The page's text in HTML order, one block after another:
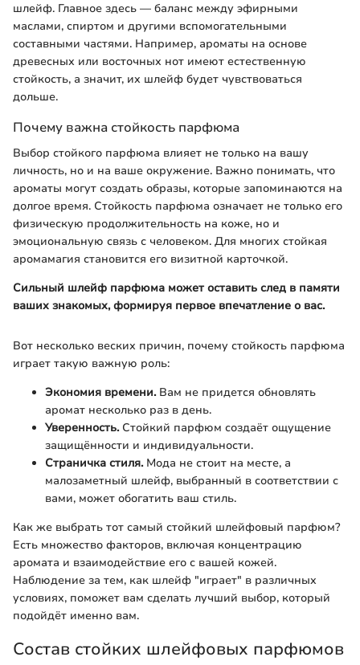
шлейф. Главное здесь — баланс между эфирными
маслами, спиртом и другими вспомогательными
составными частями. Например, ароматы на основе
древесных или восточных нот имеют естественную
стойкость, а значит, их шлейф будет чувствоваться
дольше.
Почему важна стойкость парфюма
Выбор стойкого парфюма влияет не только на вашу
личность, но и на ваше окружение. Важно понимать, что
ароматы могут создать образы, которые запоминаются на
долгое время. Стойкость парфюма означает не только его
физическую продолжительность на коже, но и
эмоциональную связь с человеком. Для многих стойкая
аромамагия становится его визитной карточкой.
Сильный шлейф парфюма может оставить след в памяти
ваших знакомых, формируя первое впечатление о вас.
Вот несколько веских причин, почему стойкость парфюма
играет такую важную роль:
Экономия времени.Вам не придется обновлять
аромат несколько раз в день.
Уверенность.Стойкий парфюм создаёт ощущение
защищённости и индивидуальности.
Страничка стиля.Мода не стоит на месте, а
малозаметный шлейф, выбранный в соответствии с
вами, может обогатить ваш стиль.
Как же выбрать тот самый стойкий шлейфовый парфюм?
Есть множество факторов, включая концентрацию
аромата и взаимодействие его с вашей кожей.
Наблюдение за тем, как шлейф "играет" в различных
условиях, поможет вам сделать лучший выбор, который
подойдёт именно вам.
Состав стойких шлейфовых парфюмов